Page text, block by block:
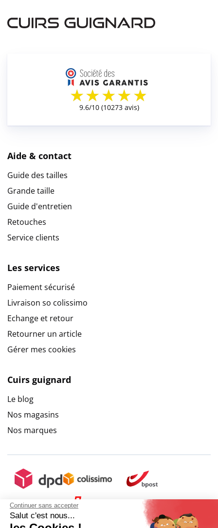
Continuer sans accepter
Salut c'est nous...
Aide & contact
Guide des tailles
Grande taille
Guide d'entretien
Retouches
Service clients
Les services
Paiement sécurisé
Livraison so colissimo
Echange et retour
Retourner un article
Gérer mes cookies
Cuirs guignard
Le blog
Nos magasins
Nos marques